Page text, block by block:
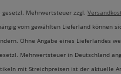
Mehrwertsteuer zzgl.
vom gewählten Lieferland können
Ohne Angabe eines Lieferlandes
Mehrwertsteuer in Deutschland
mit Streichpreisen ist der aktuelle